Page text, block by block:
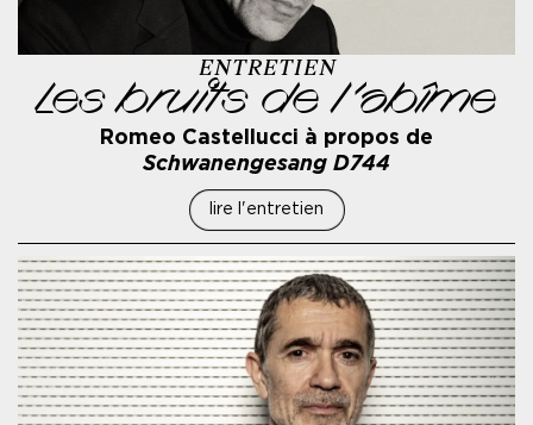
ENTRETIEN
Les bruits de l’abîme
Romeo Castellucci à propos de
Schwanengesang D744
lire l'entretien